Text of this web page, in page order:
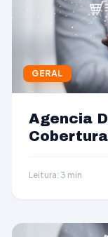
GERAL
Agencia
Leitura: 3 min